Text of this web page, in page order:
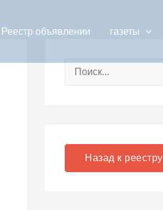
Реестр объявлении газеты
:
Назад к реестру